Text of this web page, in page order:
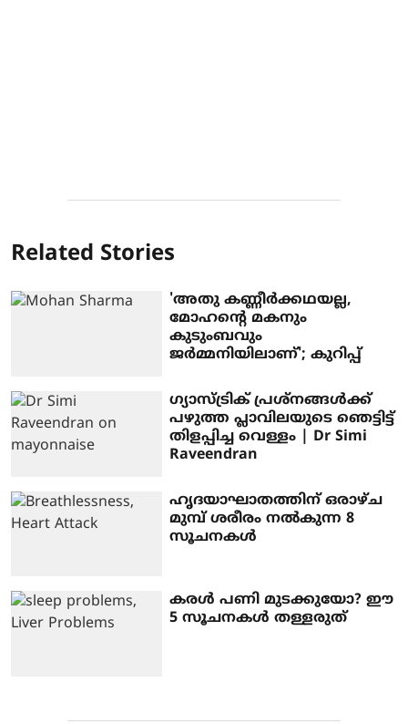
Related Stories
'അതു കണ്ണീര്‍ക്കഥയല്ല,
മോഹന്റെ മകനും
കുടുംബവും
ജര്‍മ്മനിയിലാണ്'; കുറിപ്പ്
ഗ്യാസ്ട്രിക് പ്രശ്നങ്ങൾക്ക്
പഴുത്ത പ്ലാവിലയുടെ ഞെട്ടിട്ട്
തിളപ്പിച്ച വെള്ളം | Dr Simi
Raveendran
ഹൃദയാഘാതത്തിന് ഒരാഴ്ച
മുമ്പ് ശരീരം നൽകുന്ന 8
സൂചനകൾ
കരൾ പണി മുടക്കുയോ? ഈ
5 സൂചനകൾ തള്ളരുത്